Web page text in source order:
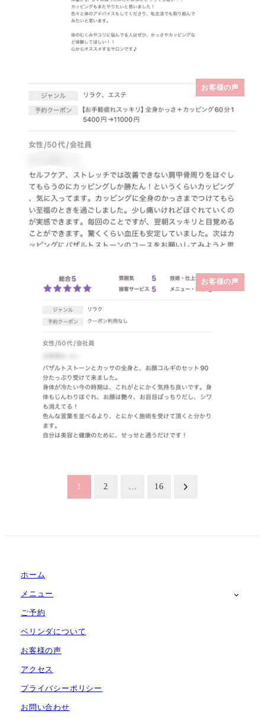
お客様の声
お客様の声
ー
ジ
送
り
1 2 … 16
ホーム
メニュー
ご予約
ベリンダについて
お客様の声
アクセス
プライバシーポリシー
お問い合わせ